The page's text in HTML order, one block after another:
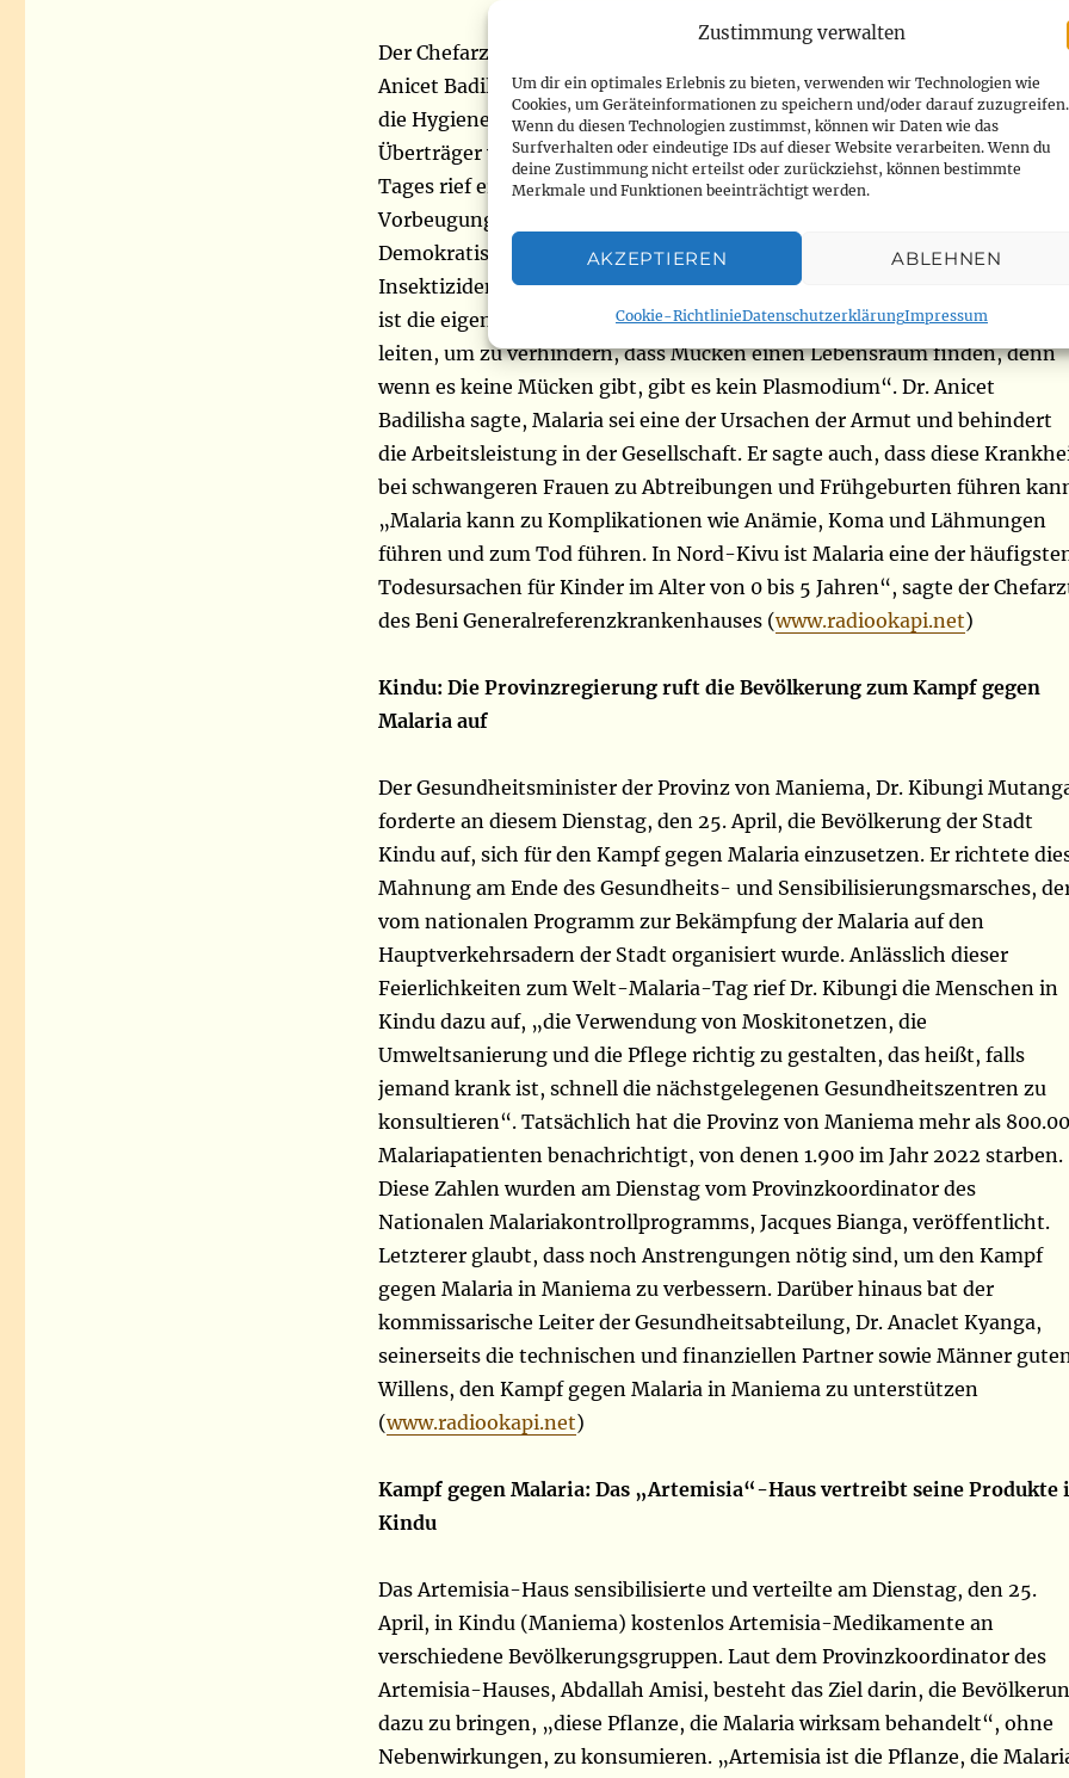
Zustimmung verwalten
Um dir ein optimales Erlebnis zu bieten, verwenden wir Technologien wie
Cookies, um Geräteinformationen zu speichern und/oder darauf zuzugreifen.
Wenn du diesen Technologien zustimmst, können wir Daten wie das
Surfverhalten oder eindeutige IDs auf dieser Website verarbeiten. Wenn du
deine Zustimmung nicht erteilst oder zurückziehst, können bestimmte
Merkmale und Funktionen beeinträchtigt werden.
AKZEPTIEREN ABLEHNEN
Cookie-RichtlinieDatenschutzerklärungImpressum
Der Chefarzt des Beni Generalreferenzkrankenhauses (Nord-Kivu), Dr.
Anicet Badilisha, forderte am Dienstag, den 25. April, die Bevölkerung
die Hygieneregeln in ihrer Umgebung strikt einzuhalten, um Moskitos,
Überträger von Malaria, zu bekämpfen. Am Rande des Welt-Malaria-
Tages rief er dazu auf: „Im Kampf gegen Malaria ist normalerweise die
Vorbeugung die beste Vorsorge, und dafür nutzen wir zu Hause in der
Demokratischen Republik Kongo die gute Verwendung des mit
Insektiziden imprägnierten Moskitonetzes. Abgesehen vom
ist die eigentliche Vorbeugung die Hygiene. Man muss stehendes Wasser
leiten, um zu verhindern, dass Mücken einen Lebensraum finden, denn
wenn es keine Mücken gibt, gibt es kein Plasmodium“. Dr. Anicet
Badilisha sagte, Malaria sei eine der Ursachen der Armut und behindert
die Arbeitsleistung in der Gesellschaft. Er sagte auch, dass diese
bei schwangeren Frauen zu Abtreibungen und Frühgeburten führen
„Malaria kann zu Komplikationen wie Anämie, Koma und Lähmungen
führen und zum Tod führen. In Nord-Kivu ist Malaria eine der
Todesursachen für Kinder im Alter von 0 bis 5 Jahren“, sagte der
des Beni Generalreferenzkrankenhauses (www.radiookapi.net)
Kindu: Die Provinzregierung ruft die Bevölkerung zum Kampf gegen
Malaria auf
Der Gesundheitsminister der Provinz von Maniema, Dr. Kibungi
forderte an diesem Dienstag, den 25. April, die Bevölkerung der Stadt
Kindu auf, sich für den Kampf gegen Malaria einzusetzen. Er richtete
Mahnung am Ende des Gesundheits- und Sensibilisierungsmarsches,
vom nationalen Programm zur Bekämpfung der Malaria auf den
Hauptverkehrsadern der Stadt organisiert wurde. Anlässlich dieser
Feierlichkeiten zum Welt-Malaria-Tag rief Dr. Kibungi die Menschen in
Kindu dazu auf, „die Verwendung von Moskitonetzen, die
Umweltsanierung und die Pflege richtig zu gestalten, das heißt, falls
jemand krank ist, schnell die nächstgelegenen Gesundheitszentren zu
konsultieren“. Tatsächlich hat die Provinz von Maniema mehr als
Malariapatienten benachrichtigt, von denen 1.900 im Jahr 2022 starben.
Diese Zahlen wurden am Dienstag vom Provinzkoordinator des
Nationalen Malariakontrollprogramms, Jacques Bianga, veröffentlicht.
Letzterer glaubt, dass noch Anstrengungen nötig sind, um den Kampf
gegen Malaria in Maniema zu verbessern. Darüber hinaus bat der
kommissarische Leiter der Gesundheitsabteilung, Dr. Anaclet Kyanga,
seinerseits die technischen und finanziellen Partner sowie Männer
Willens, den Kampf gegen Malaria in Maniema zu unterstützen
(www.radiookapi.net)
Kampf gegen Malaria: Das „Artemisia“-Haus vertreibt seine Produkte
Kindu
Das Artemisia-Haus sensibilisierte und verteilte am Dienstag, den 25.
April, in Kindu (Maniema) kostenlos Artemisia-Medikamente an
verschiedene Bevölkerungsgruppen. Laut dem Provinzkoordinator des
Artemisia-Hauses, Abdallah Amisi, besteht das Ziel darin, die
dazu zu bringen, „diese Pflanze, die Malaria wirksam behandelt“, ohne
Nebenwirkungen, zu konsumieren. „Artemisia ist die Pflanze, die